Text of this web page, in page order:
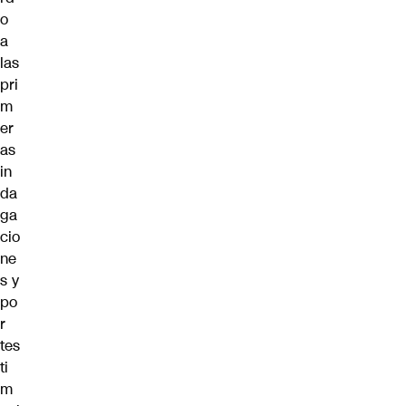
o
a
las
pri
m
er
as
in
da
ga
cio
ne
s y
po
r
tes
ti
m